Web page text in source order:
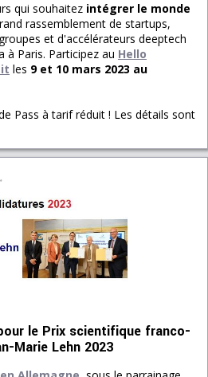
qui souhaitez intégrer le monde
rassemblement de startups,
et d'accélérateurs deeptech
à Paris. Participez au Hello
les 9 et 10 mars 2023 au
Pass à tarif réduit ! Les détails sont
le Prix scientifique franco-
Marie Lehn 2023